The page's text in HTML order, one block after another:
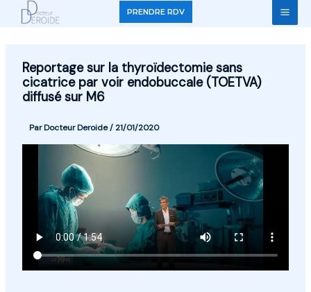
PRENDRE RDV
Reportage sur la thyroïdectomie sans
cicatrice par voir endobuccale (TOETVA)
diffusé sur M6
ParDocteur Deroide/ 21/01/2020